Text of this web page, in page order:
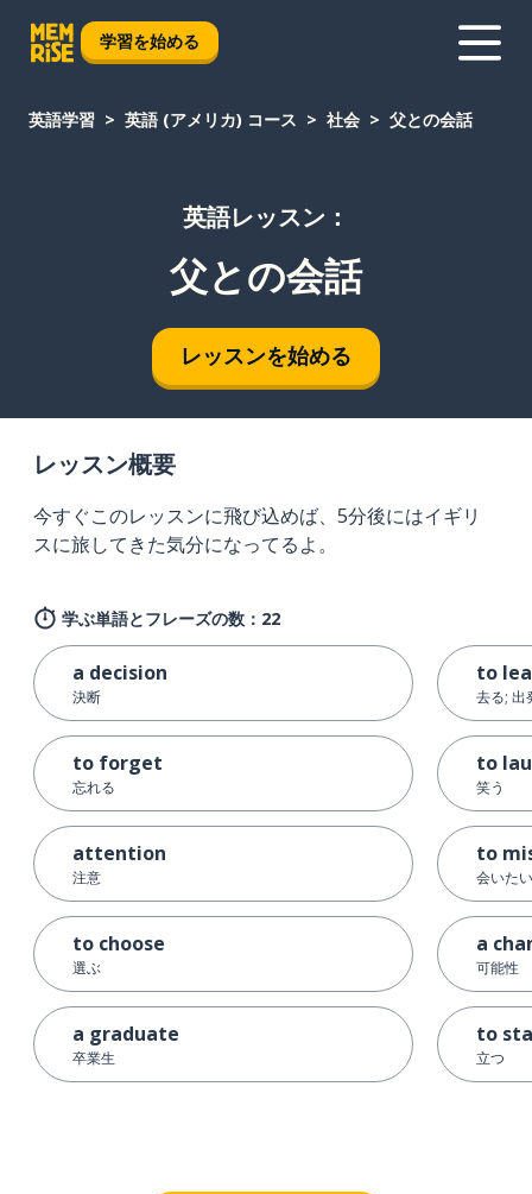
学習を始める
英語学習 英語 (アメリカ) コース 社会 父との会話
英語レッスン：
父との会話
レッスンを始める
レッスン概要
今すぐこのレッスンに飛び込めば、5分後にはイギリ
スに旅してきた気分になってるよ。
学ぶ単語とフレーズの数：22
a decision
決断
to forget
忘れる
attention
注意
to choose
選ぶ
a graduate
卒業生
to
去る; 出
to
笑う
to
会いた
a
可能性
to
立つ